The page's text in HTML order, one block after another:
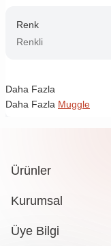
Renk
Renkli
Daha Fazla
Daha Fazla Muggle
Ürünler
Kurumsal
Üye Bilgi